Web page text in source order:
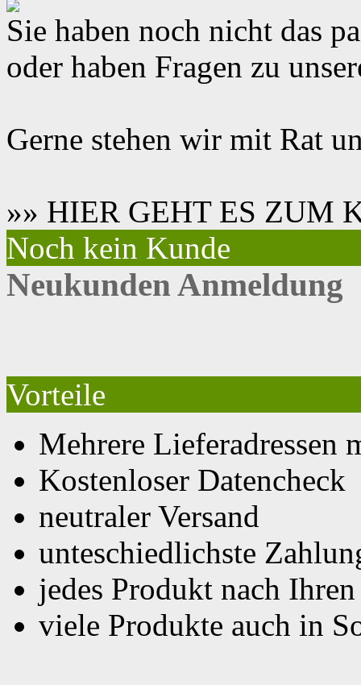
Sie haben noch nicht das
oder haben Fragen zu
Gerne stehen wir mit Rat
»» HIER GEHT ES ZUM
Noch kein Kunde
Neukunden Anmeldung
Vorteile
Mehrere Lieferadressen
Kostenloser Datencheck
neutraler Versand
unteschiedlichste
jedes Produkt nach
viele Produkte auch in